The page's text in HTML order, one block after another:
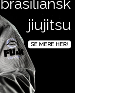
DANRHO KIDS BJJ Gi -
jiujitsu
SE MERE HER!